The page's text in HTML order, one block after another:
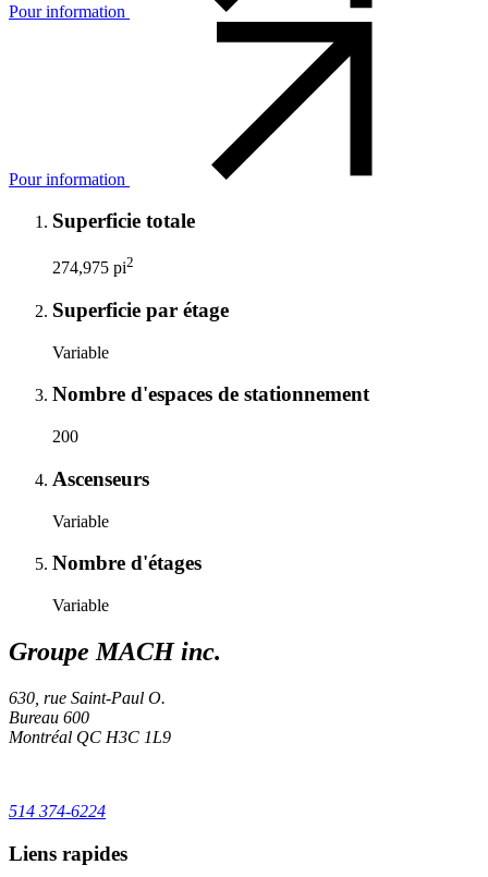
Pour information
Pour information
Superficie totale
274,975 pi2
Superficie par étage
Variable
Nombre d'espaces de stationnement
200
Ascenseurs
Variable
Nombre d'étages
Variable
Groupe MACH inc.
630, rue Saint-Paul O.
Bureau 600
Montréal QC H3C 1L9
514 374-6224
Liens rapides